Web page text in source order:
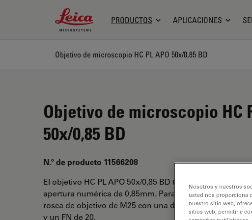
Leica Microsystems Logo
PRODUCTOS APLICACIONES
Objetivo de microscopio HC PL APO 50x/0,85 BD
Objetivo de microscopio HC
50x/0,85 BD
N.º de producto 11566208
El objetivo HC PL APO 50x/0,85 BD tiene un aumento de
apertura numérica de 0,85mm. Para uso en medio seco
rosca de objetivo de M25 con una distancia de trabajo
y un FN de 20.
Nosotros y nuestros
usted nos proporciona
nuestro sitio web,
sitios web, permitirle